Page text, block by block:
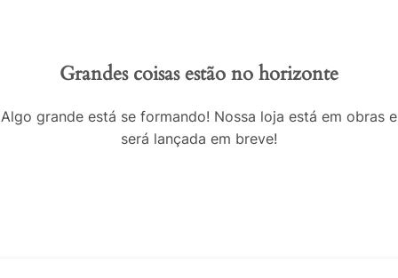
Grandes coisas estão no horizonte
Algo grande está se formando! Nossa loja está em obras e
será lançada em breve!